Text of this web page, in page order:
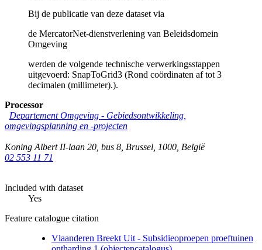
Bij de publicatie van deze dataset via
de MercatorNet-dienstverlening van Beleidsdomein
Omgeving
werden de volgende technische verwerkingsstappen
uitgevoerd: SnapToGrid3 (Rond coördinaten af tot 3
decimalen (millimeter).).
Processor
Departement Omgeving - Gebiedsontwikkeling,
omgevingsplanning en -projecten
Koning Albert II-laan 20, bus 8 Brussel 1000 België
02 553 11 71
Included with dataset
Yes
Feature catalogue citation
Vlaanderen Breekt Uit - Subsidieoproepen proeftuinen